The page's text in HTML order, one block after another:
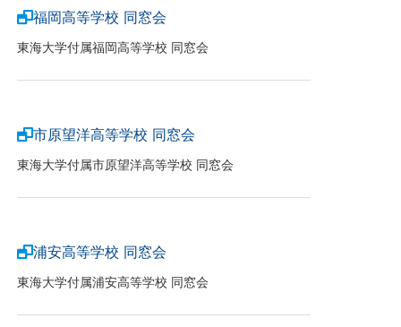
福岡高等学校 同窓会
東海大学付属福岡高等学校 同窓会
市原望洋高等学校 同窓会
東海大学付属市原望洋高等学校 同窓会
浦安高等学校 同窓会
東海大学付属浦安高等学校 同窓会